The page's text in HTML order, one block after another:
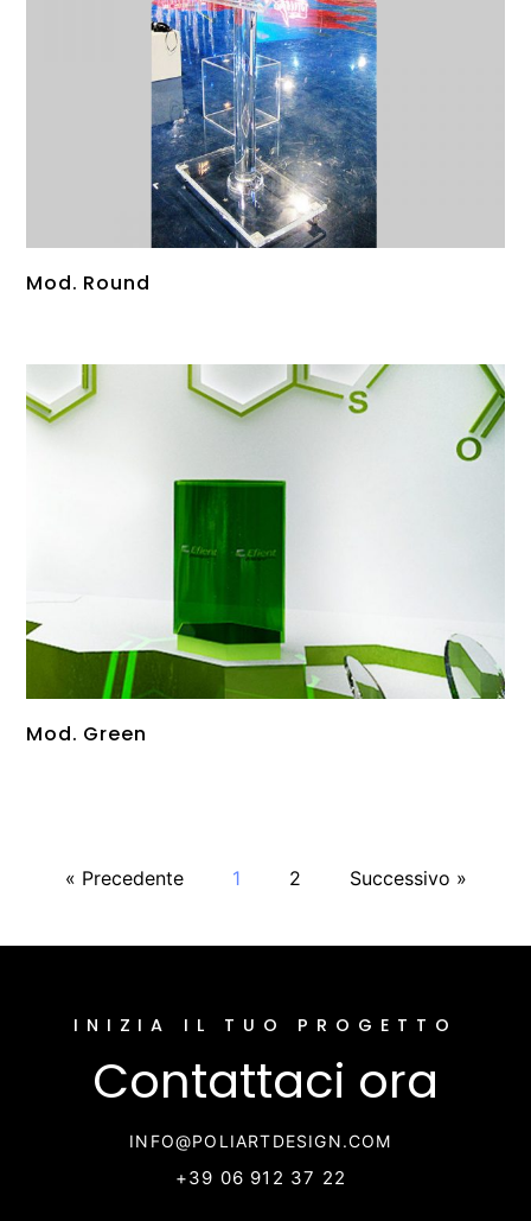
Mod. Round
Mod. Green
« Precedente 1 2 Successivo »
INIZIA IL TUO PROGETTO
Contattaci ora
INFO@POLIARTDESIGN.COM
+39 06 912 37 22